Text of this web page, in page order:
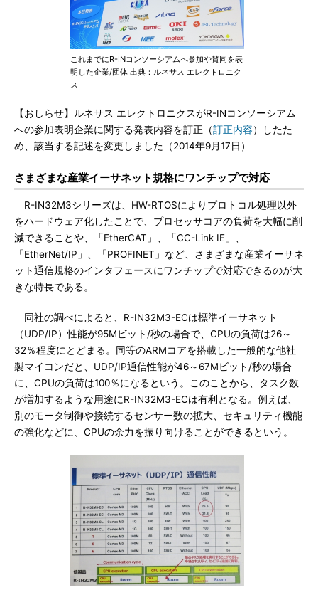
これまでにR-INコンソーシアムへ参加や賛同を表
明した企業/団体 出典：ルネサス エレクトロニク
ス
【おしらせ】ルネサス エレクトロニクスがR-INコンソーシアム
への参加表明企業に関する発表内容を訂正（訂正内容）したた
め、該当する記述を変更しました（2014年9月17日）
さまざまな産業イーサネット規格にワンチップで対応
R-IN32M3シリーズは、HW-RTOSによりプロトコル処理以外
をハードウェア化したことで、プロセッサコアの負荷を大幅に削
減できることや、「EtherCAT」、「CC-Link IE」、
「EtherNet/IP」、「PROFINET」など、さまざまな産業イーサネ
ット通信規格のインタフェースにワンチップで対応できるのが大
きな特長である。
同社の調べによると、R-IN32M3-ECは標準イーサネット
（UDP/IP）性能が95Mビット/秒の場合で、CPUの負荷は26～
32％程度にとどまる。同等のARMコアを搭載した一般的な他社
製マイコンだと、UDP/IP通信性能が46～67Mビット/秒の場合
に、CPUの負荷は100％になるという。このことから、タスク数
が増加するような用途にR-IN32M3-ECは有利となる。例えば、
別のモータ制御や接続するセンサー数の拡大、セキュリティ機能
の強化などに、CPUの余力を振り向けることができるという。